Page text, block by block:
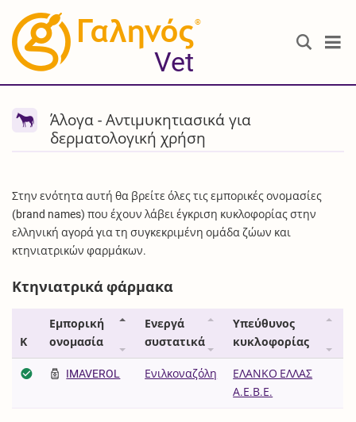
®
Vet
Άλογα - Αντιμυκητιασικά για
δερματολογική χρήση
Στην ενότητα αυτή θα βρείτε όλες τις εμπορικές ονομασίες
(brand names) που έχουν λάβει έγκριση κυκλοφορίας στην
ελληνική αγορά για τη συγκεκριμένη ομάδα ζώων και
κτηνιατρικών φαρμάκων.
Κτηνιατρικά φάρμακα
Κ
Εμπορική
ονομασία
Ενεργά
συστατικά
Υπεύθυνος
κυκλοφορίας
IMAVEROL Ενιλκοναζόλη
ΕΛΑΝΚΟ ΕΛΛΑΣ
Α.Ε.Β.Ε.